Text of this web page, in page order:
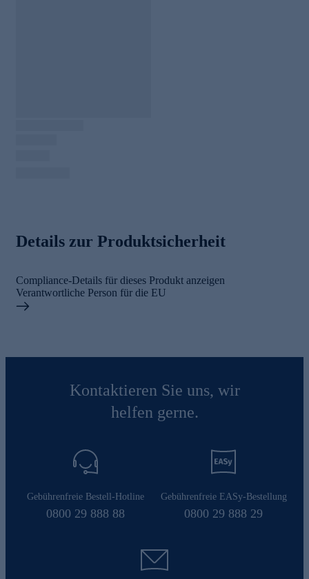
Details zur Produktsicherheit
Compliance-Details für dieses Produkt anzeigen
Verantwortliche Person für die EU
Kontaktieren Sie uns, wir
helfen gerne.
Gebührenfreie Bestell-Hotline
0800 29 888 88
Gebührenfreie EASy-Bestellung
0800 29 888 29